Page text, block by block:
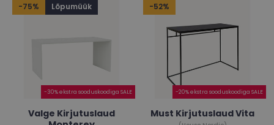
-75% Lõpumüük
-30% ekstra sooduskoodiga SALE
Valge Kirjutuslaud
-52%
-20% ekstra sooduskoodiga SALE
Must Kirjutuslaud Vita